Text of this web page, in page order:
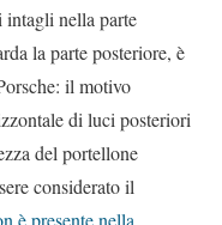
intagli nella parte
la parte posteriore, è
il motivo
di luci posteriori
del portellone
considerato il
è presente nella